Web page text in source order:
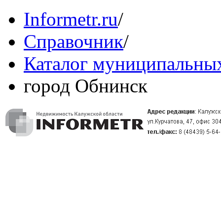
Informetr.ru/
Справочник/
Каталог
город Обнинск